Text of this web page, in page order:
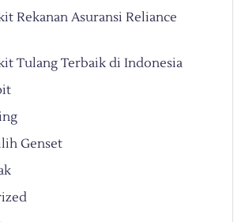
Rekanan Asuransi Reliance
Tulang Terbaik di Indonesia
Genset